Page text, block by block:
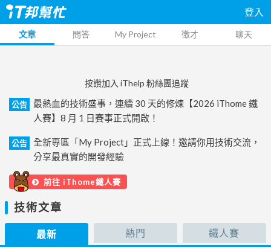
登入
文章 問答 My Project 徵才 聊天
按讚加入 iThelp 粉絲團追蹤
公告
最熱血的技術盛事，連續 30 天的修煉【2026 iThome 鐵
人賽】8 月 1 日賽事正式開啟！
公告
全新專區「My Project」正式上線！邀請你用技術交流，
分享最真實的開發經驗
前往 iThome鐵人賽
技術文章
最新 熱門 鐵人賽